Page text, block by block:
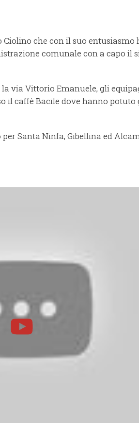
che con il suo entusiasmo
comunale con a capo il
via Vittorio Emanuele, gli
il caffè Bacile dove hanno potuto
Santa Ninfa, Gibellina ed